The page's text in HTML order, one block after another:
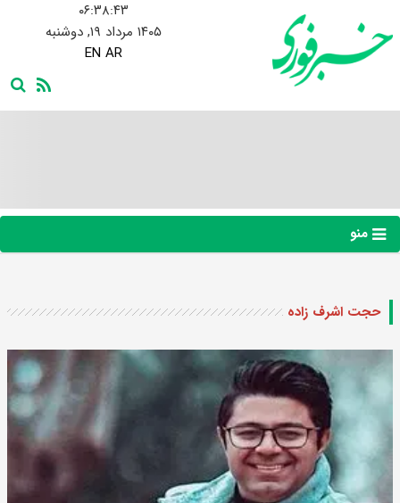
۰۶:۳۸:۴۳
۱۴۰۵ مرداد ۱۹, دوشنبه
EN AR
منو
حجت اشرف زاده